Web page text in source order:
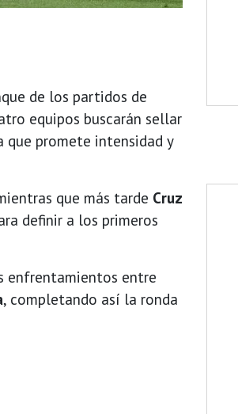
de los partidos de
equipos buscarán sellar
que promete intensidad y
que más tarde Cruz
definir a los primeros
enfrentamientos entre
, completando así la ronda